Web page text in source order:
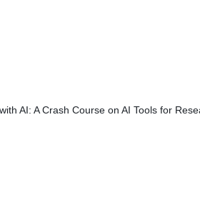
AI: A Crash Course on AI Tools for